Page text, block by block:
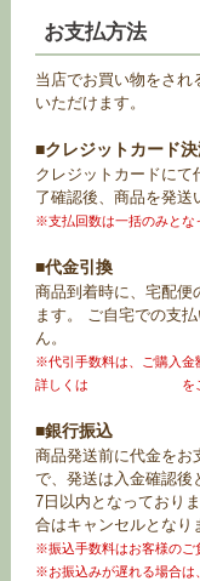
お支払方法
当店でお買い物をされ
いただけます。
■クレジットカード
クレジットカードにて
了確認後、商品を発送
※支払回数は一括のみとな
■代金引換
商品到着時に、宅配便
ます。 ご自宅での支
ん。
※代引手数料は、ご購入金
詳しくは
を
■銀行振込
商品発送前に代金をお
で、発送は入金確認後
7日以内となっており
合はキャンセルとなり
※振込手数料はお客様のご
※お振込みが遅れる場合は